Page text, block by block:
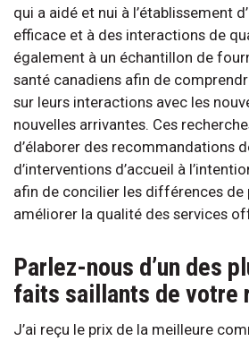
qui a aidé et nui à l’établissement
efficace et à des interactions de
également à un échantillon de
santé canadiens afin de
sur leurs interactions avec les
nouvelles arrivantes. Ces
d’élaborer des recommandations
d’interventions d’accueil à
afin de concilier les différences de
améliorer la qualité des services
Parlez-nous d’un des
faits saillants de votre
J’ai reçu le prix de la meilleure